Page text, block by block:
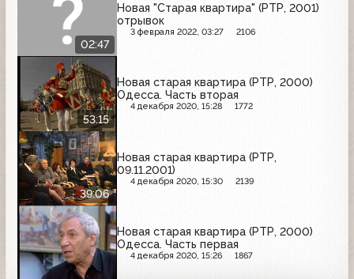
02:47
Новая "Старая квартира" (РТР, 2001)
отрывок
3 февраля 2022, 03:27 2106
53:15
Новая старая квартира (РТР, 2000)
Одесса. Часть вторая
4 декабря 2020, 15:28 1772
39:06
Новая старая квартира (РТР,
09.11.2001)
4 декабря 2020, 15:30 2139
Новая старая квартира (РТР, 2000)
Одесса. Часть первая
4 декабря 2020, 15:26 1867